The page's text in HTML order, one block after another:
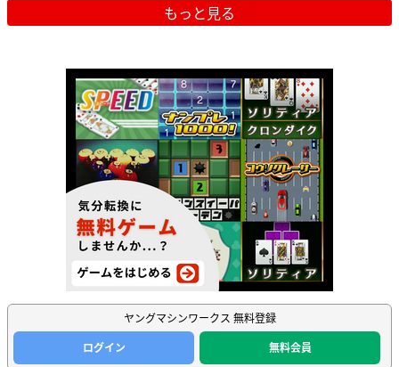
もっと見る
ヤングマシンワークス 無料登録
ログイン
無料会員